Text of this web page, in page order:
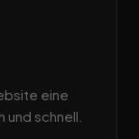
eine
schnell.